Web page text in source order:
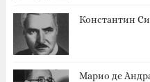
Константин
Марио де